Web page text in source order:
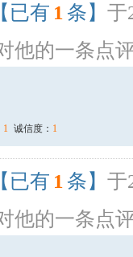
【已有 1 条】 于
他的一条点
1 诚信度： 1
【已有 1 条】 于
他的一条点